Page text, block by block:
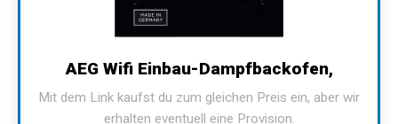
AEG Wifi Einbau-Dampfbackofen,
Mit dem Link kaufst du zum gleichen Preis ein, aber wir
erhalten eventuell eine Provision.